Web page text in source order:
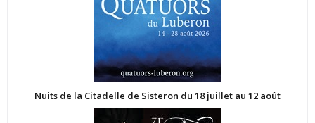
Nuits de la Citadelle de Sisteron du 18 juillet au 12 août